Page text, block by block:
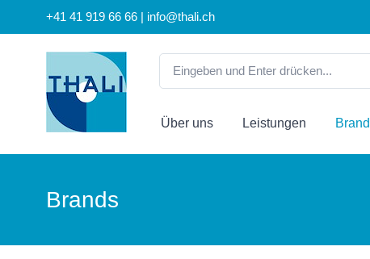
+41 41 919 66 66 | info@thali.ch
Über uns Leistungen
Brands